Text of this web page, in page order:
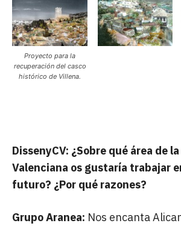
Proyecto para la
recuperación del casco
histórico de Villena.
DissenyCV: ¿Sobre qué área de
Valenciana os gustaría trabajar
futuro? ¿Por qué razones?
Grupo Aranea: Nos encanta